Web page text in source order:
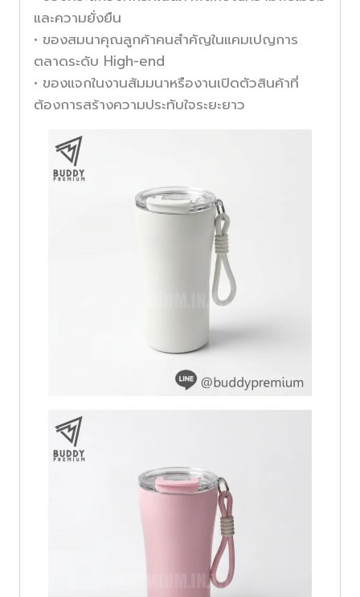
และความยั่งยืน
• ของสมนาคุณลูกค้าคนสำคัญในแคมเปญการ
ตลาดระดับ High-end
• ของแจกในงานสัมมนาหรืองานเปิดตัวสินค้าที่
ต้องการสร้างความประทับใจระยะยาว